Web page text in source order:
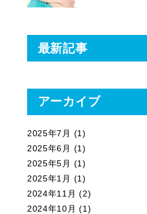
最新記事
アーカイブ
2025年7月 (1)
2025年6月 (1)
2025年5月 (1)
2025年1月 (1)
2024年11月 (2)
2024年10月 (1)